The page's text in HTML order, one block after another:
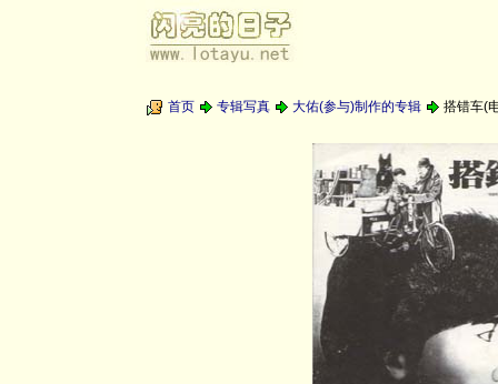
首页 专辑写真 大佑(参与)制作的专辑 搭错车(